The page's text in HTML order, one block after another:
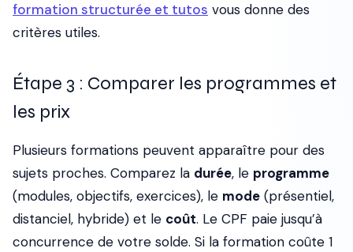
formation structurée et tutos vous donne des
critères utiles.
Étape 3 : Comparer les programmes et
les prix
Plusieurs formations peuvent apparaître pour des
sujets proches. Comparez la durée, le programme
(modules, objectifs, exercices), le mode (présentiel,
distanciel, hybride) et le coût. Le CPF paie jusqu’à
concurrence de votre solde. Si la formation coûte 1